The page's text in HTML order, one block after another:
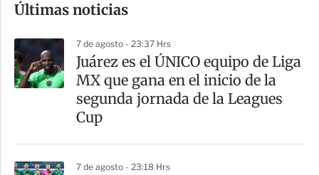
m
a
r
t
Últimas noticias
7 de agosto - 23:37 Hrs
Juárez es el ÚNICO equipo de Liga
MX que gana en el inicio de la
segunda jornada de la Leagues
Cup
7 de agosto - 23:18 Hrs